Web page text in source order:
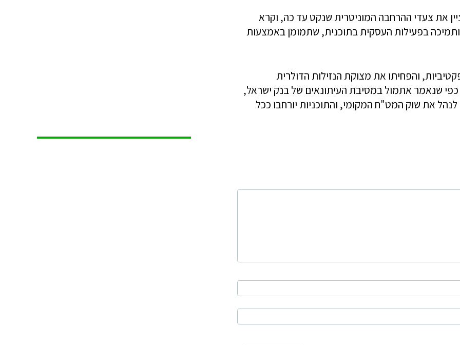
את צעדי ההרחבה המוניטרית שנקט עד כה, וקרא
בפעילות העסקית בתוכנית, שתמומן באמצעות
והפחיתו את מצוקת הנזילות הדולרית
שנאמר אתמול במסיבת העיתונאים של בנק ישראל,
את שוק המט"ח המקומי, והתוכניות יורחבו ככל